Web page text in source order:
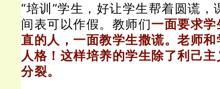
“培训”学生，好让学生帮着圆谎，
间表可以作假。 教师们一面要求
直的人，一面教学生撒谎。 老师和
人格！ 这样培养的学生除了利己
分裂。